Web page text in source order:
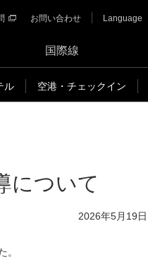
国際線
ル 空港・チェックイン
お問い合わせ Language
について
2026年5月19日
。